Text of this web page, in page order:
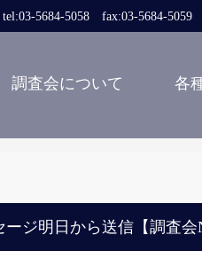
5684-5058 fax:03-5684-5059
調査会について 各
ジ明日から送信【調査会